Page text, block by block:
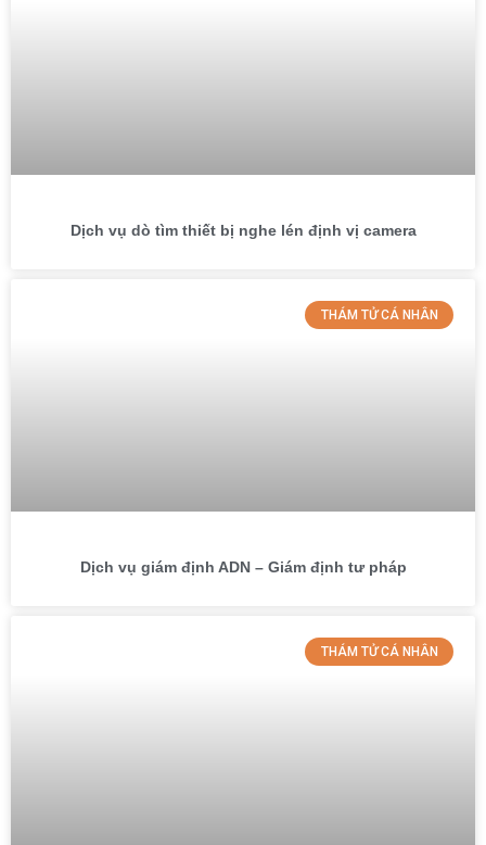
Dịch vụ dò tìm thiết bị nghe lén định vị camera
THÁM TỬ CÁ NHÂN
Dịch vụ giám định ADN – Giám định tư pháp
THÁM TỬ CÁ NHÂN